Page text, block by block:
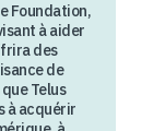
Foundation,
à aider
des
de
Telus
à acquérir